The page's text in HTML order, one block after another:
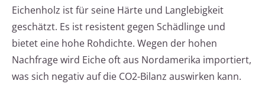
Eichenholz ist für seine Härte und Langlebigkeit
geschätzt. Es ist resistent gegen Schädlinge und
bietet eine hohe Rohdichte. Wegen der hohen
Nachfrage wird Eiche oft aus Nordamerika importiert,
was sich negativ auf die CO2-Bilanz auswirken kann.